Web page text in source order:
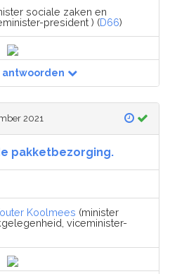
sociale zaken en
president ) (D66)
antwoorden
2021
pakketbezorging.
Koolmees (minister
viceminister-